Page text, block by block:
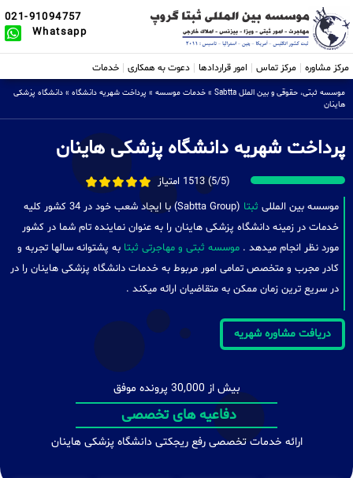
021-91094757
Whatsapp
مرکز مشاوره مرکز تماس امور قراردادها دعوت به همکاری خدمات
موسسه ثبتی، حقوقی و بین الملل Sabtta » خدمات موسسه » پرداخت شهریه دانشگاه » دانشگاه پزشکی
هاینان
پرداخت شهریه دانشگاه پزشکی هاینان
(5/5) 1513 امتیاز
موسسه بین المللی ثبتا
(Sabtta Group) با ایجاد شعب خود در 34 کشور کلیه
خدمات در زمینه دانشگاه پزشکی هاینان را به عنوان نماینده تام شما در کشور
مورد نظر انجام میدهد . موسسه ثبتی و مهاجرتی ثبتا به پشتوانه سالها تجربه و
کادر مجرب و متخصص تمامی امور مربوط به خدمات دانشگاه پزشکی هاینان را در
در سریع ترین زمان ممکن به متقاضیان ارائه میکند .
دریافت مشاوره شهریه
بیش از 30,000 پرونده موفق
دفاعیه های تخصصی
ارائه خدمات تخصصی رفع ریجکتی دانشگاه پزشکی هاینان